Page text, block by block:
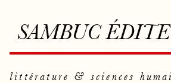
SAMBUC
littérature & sciences